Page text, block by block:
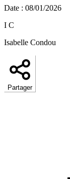
Date : 08/01/2026
I C
Isabelle Condou
Partager